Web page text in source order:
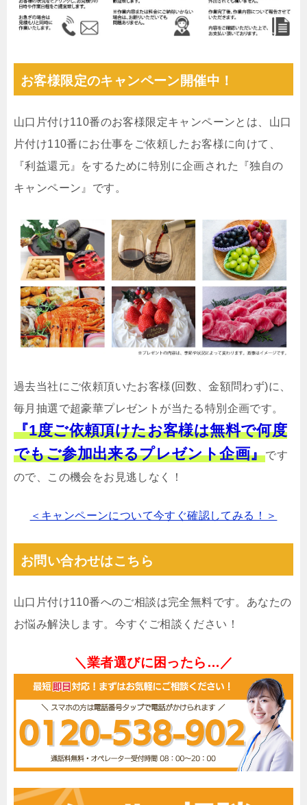
お客様限定のキャンペーン開催中！
山口片付け110番のお客様限定キャンペーンとは、山口
片付け110番にお仕事をご依頼したお客様に向けて、
『利益還元』をするために特別に企画された『独自の
キャンペーン』です。
過去当社にご依頼頂いたお客様(回数、金額問わず)に、
毎月抽選で超豪華プレゼントが当たる特別企画です。
『1度ご依頼頂けたお客様は無料で何度
でもご参加出来るプレゼント企画』です
ので、この機会をお見逃しなく！
＜キャンペーンについて今すぐ確認してみる！＞
お問い合わせはこちら
山口片付け110番へのご相談は完全無料です。あなたの
お悩み解決します。今すぐご相談ください！
＼業者選びに困ったら…／